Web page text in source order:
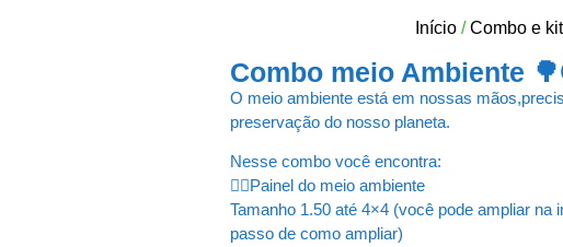
Início /Combo e
Combo meio Ambiente
O meio ambiente está em nossas
preservação do nosso planeta.
Nesse combo você encontra:
👉🏼Painel do meio ambiente
Tamanho 1.50 até 4×4 (você pode ampliar
passo de como ampliar)